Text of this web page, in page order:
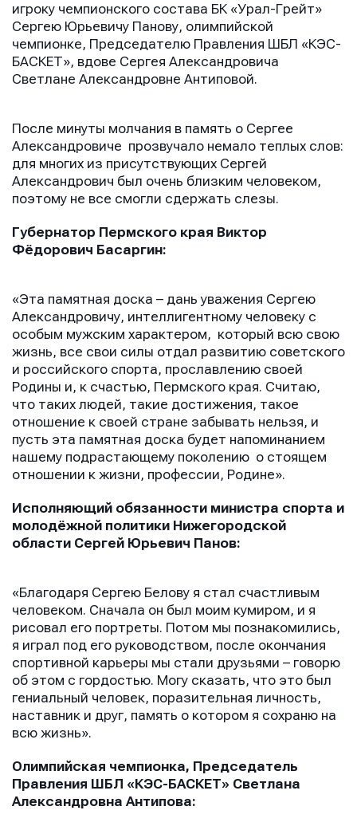
игроку чемпионского состава БК «Урал-Грейт»
Сергею Юрьевичу Панову, олимпийской
чемпионке, Председателю Правления ШБЛ «КЭС-
БАСКЕТ», вдове Сергея Александровича
Светлане Александровне Антиповой.
После минуты молчания в память о Сергее
Александровиче прозвучало немало теплых слов:
для многих из присутствующих Сергей
Александрович был очень близким человеком,
поэтому не все смогли сдержать слезы.
Губернатор Пермского края Виктор
Фёдорович Басаргин:
«Эта памятная доска – дань уважения Сергею
Александровичу, интеллигентному человеку с
особым мужским характером, который всю свою
жизнь, все свои силы отдал развитию советского
и российского спорта, прославлению своей
Родины и, к счастью, Пермского края. Считаю,
что таких людей, такие достижения, такое
отношение к своей стране забывать нельзя, и
пусть эта памятная доска будет напоминанием
нашему подрастающему поколению о стоящем
отношении к жизни, профессии, Родине».
Исполняющий обязанности министра спорта и
молодёжной политики Нижегородской
области Сергей Юрьевич Панов:
«Благодаря Сергею Белову я стал счастливым
человеком. Сначала он был моим кумиром, и я
рисовал его портреты. Потом мы познакомились,
я играл под его руководством, после окончания
спортивной карьеры мы стали друзьями – говорю
об этом с гордостью. Могу сказать, что это был
гениальный человек, поразительная личность,
наставник и друг, память о котором я сохраню на
всю жизнь».
Олимпийская чемпионка, Председатель
Правления ШБЛ «КЭС-БАСКЕТ» Светлана
Александровна Антипова:
Отправить
Нажимая кнопку “Отправить”, вы соглашаетесь с
условиями обработки персональных данных
Отправить
Нажимая кнопку “Отправить”, вы соглашаетесь с
условиями обработки персональных данных
Отправить
Нажимая кнопку “Отправить”, вы соглашаетесь с
условиями обработки персональных данных